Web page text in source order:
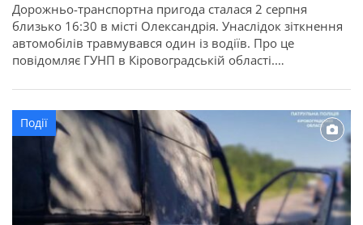
Дорожньо-транспортна пригода сталася 2 серпня
близько 16:30 в місті Олександрія. Унаслідок зіткнення
автомобілів травмувався один із водіїв. Про це
повідомляє ГУНП в Кіровоградській області.
народження автомобіля Volkswagen Crafter, який
рухався у напрямку міста Дніпро, під час виконання
маневру обгону допустив зіткнення з автомобілем Kia
під керуванням водійки, 1997 року […]
Події